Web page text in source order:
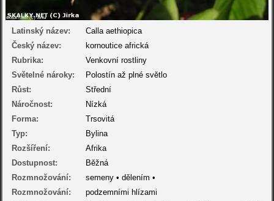
Latinský název:
Calla aethiopica
Český název:
kornoutice africká
Rubrika:
Venkovní rostliny
Světelné nároky:
Polostín až plné světlo
Růst:
Střední
Náročnost:
Nízká
Forma:
Trsovitá
Typ:
Bylina
Rozšíření:
Afrika
Dostupnost:
Běžná
Rozmnožování:
semeny • dělením •
Rozmnožování:
podzemními hlízami